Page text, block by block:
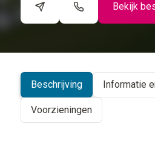
Bekijk
+
Beschrijving Informatie
Voorzieningen